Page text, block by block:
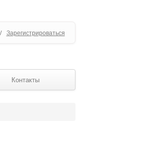
/ Зарегистрироваться
Контакты